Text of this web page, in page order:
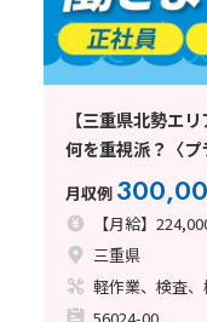
【三重県北勢エ
何を重視派？〈
に合わせて紹介致
月収例
【月給】
三重県
56024-00